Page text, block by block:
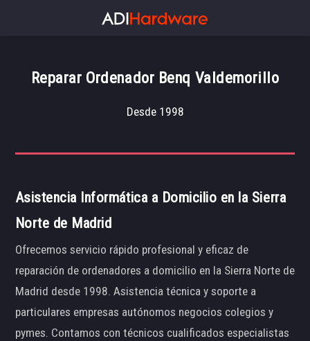
Reparar Ordenador Benq Valdemorillo
Desde 1998
Asistencia Informática a Domicilio en la Sierra
Norte de Madrid
Ofrecemos servicio rápido profesional y eficaz de
reparación de ordenadores a domicilio en la Sierra Norte de
Madrid desde 1998. Asistencia técnica y soporte a
particulares empresas autónomos negocios colegios y
pymes. Contamos con técnicos cualificados especialistas